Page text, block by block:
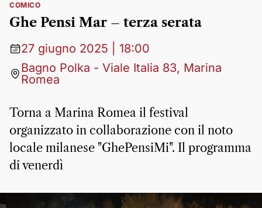
COMICO
Ghe Pensi Mar – terza serata
27 giugno 2025 | 18:00
Bagno Polka - Viale Italia 83, Marina
Romea
Torna a Marina Romea il festival
organizzato in collaborazione con il noto
locale milanese "GhePensiMi". Il programma
di venerdì